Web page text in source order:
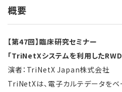
概要
【第47回】臨床研究セミナー
「TriNetXシステムを利用したRWD
演者：TriNetX Japan株式会社
TriNetXは、電子カルテデータを